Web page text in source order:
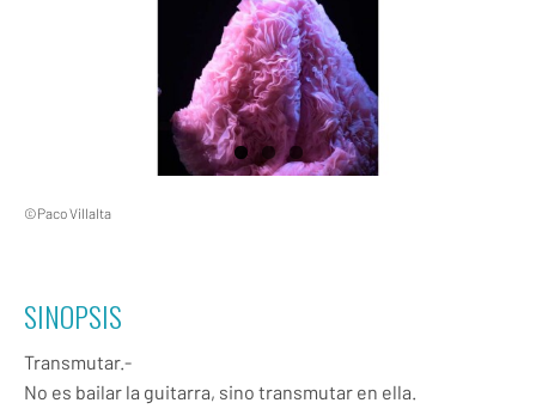
©Paco Villalta
SINOPSIS
Transmutar.-
No es bailar la guitarra, sino transmutar en ella.